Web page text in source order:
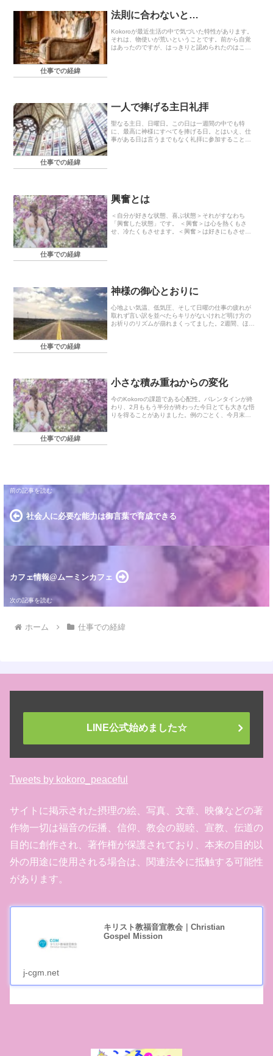
仕事での経緯
法則に合わないと…
Kokoroが最近生活の中で気づいた特性があります。
それは、物使いが荒いということです。前から自覚
はあったのですが、はっきりと認められたのはここ
仕事での経緯
一人で捧げる主日礼拝
聖なる主日、日曜日。この日は一週間の中でも特
に、最高に神様にすべてを捧げる日。とはいえ、仕
事がある日は言うまでもなく礼拝に参加することが
仕事での経緯
興奮とは
＜自分が好きな状態、喜ぶ状態＞それがすなわち
「興奮した状態」です。 ＜興奮＞は心を熱くもさ
せ、冷たくもさせます。＜興奮＞は好きにもさせ、
仕事での経緯
神様の御心とおりに
心地よい気温、低気圧、そして日曜の仕事の疲れが
取れず言い訳を並べたらキリがないけれど明け方の
お祈りのリズムが崩れまくってました。2週間、ほと
仕事での経緯
小さな積み重ねからの変化
今のKokoroの課題である心配性。バレンタインが終
わり、2月ももう半分が終わった今日とても大きな悟
りを得ることがありました。例のごとく、今月末締
社会人に必要な能力は御言葉で育成できる
カフェ情報@ムーミンカフェ
ホーム 仕事での経緯
LINE公式始めました☆
Tweets by kokoro_peaceful
サイトに掲示された摂理の絵、写真、文章、映像などの著
作物一切は福音の伝播、信仰、教会の親睦、宣教、伝道の
目的に創作され、著作権が保護されており、本来の目的以
外の用途に使用される場合は、関連法令に抵触する可能性
があります。
キリスト教福音宣教会｜Christian
Gospel Mission
j-cgm.net